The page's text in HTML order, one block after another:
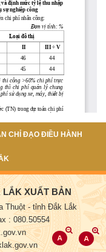
CHỈ ĐẠO ĐIỀU HÀNH
LẮK XUẤT BẢN
Thuột - tỉnh Đắk Lắk
: 080.50554